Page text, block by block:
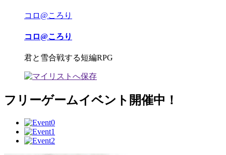
コロ@ころり
コロ@ころり
君と雪合戦する短編RPG
フリーゲームイベント開催中！